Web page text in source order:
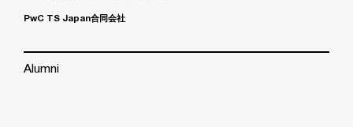
PwC TS Japan合同会社
Alumni